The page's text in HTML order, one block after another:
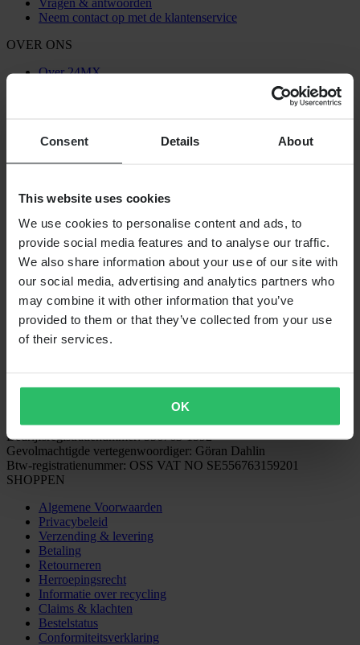
Consent Details About
This website uses cookies
We use cookies to personalise content and ads, to
provide social media features and to analyse our traffic.
We also share information about your use of our site with
our social media, advertising and analytics partners who
may combine it with other information that you’ve
provided to them or that they’ve collected from your use
of their services.
OK
Neem contact op met de klantenservice
OVER ONS
Over 24MX
VERZENDOPTIES
24MX is een onderdeel van Pierce Group AB
Pierce Group AB | Fleminggatan 20A, 112 26 Stockholm, Zweden
Handelsregister: Bolagsverket/Zweedse Kamer van Koophandel
Bedrijfsregistratienummer: 556763-1592
Gevolmachtigde vertegenwoordiger: Göran Dahlin
Btw-registratienummer: OSS VAT NO SE556763159201
SHOPPEN
Algemene Voorwaarden
Privacybeleid
Verzending & levering
Betaling
Retourneren
Herroepingsrecht
Informatie over recycling
Claims & klachten
Bestelstatus
Conformiteitsverklaring